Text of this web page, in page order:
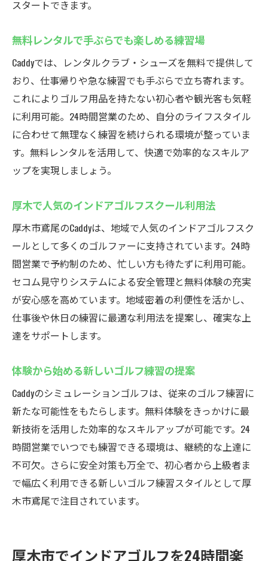
スタートできます。
無料レンタルで手ぶらでも楽しめる練習場
Caddyでは、レンタルクラブ・シューズを無料で提供して
おり、仕事帰りや急な練習でも手ぶらで立ち寄れます。
これによりゴルフ用品を持たない初心者や観光客も気軽
に利用可能。24時間営業のため、自分のライフスタイル
に合わせて無理なく練習を続けられる環境が整っていま
す。無料レンタルを活用して、快適で効率的なスキルア
ップを実現しましょう。
厚木で人気のインドアゴルフスクール利用法
厚木市鳶尾のCaddyは、地域で人気のインドアゴルフスク
ールとして多くのゴルファーに支持されています。24時
間営業で予約制のため、忙しい方も待たずに利用可能。
セコム見守りシステムによる安全管理と無料体験の充実
が安心感を高めています。地域密着の利便性を活かし、
仕事後や休日の練習に最適な利用法を提案し、確実な上
達をサポートします。
体験から始める新しいゴルフ練習の提案
Caddyのシミュレーションゴルフは、従来のゴルフ練習に
新たな可能性をもたらします。無料体験をきっかけに最
新技術を活用した効率的なスキルアップが可能です。24
時間営業でいつでも練習できる環境は、継続的な上達に
不可欠。さらに安全対策も万全で、初心者から上級者ま
で幅広く利用できる新しいゴルフ練習スタイルとして厚
木市鳶尾で注目されています。
厚木市でインドアゴルフを24時間楽